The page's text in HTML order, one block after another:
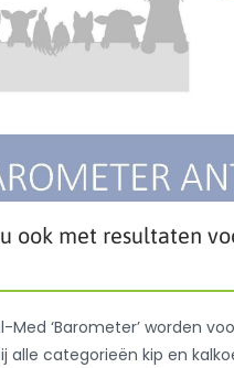
ook met resultaten
Med ‘Barometer’ worden
alle categorieën kip en